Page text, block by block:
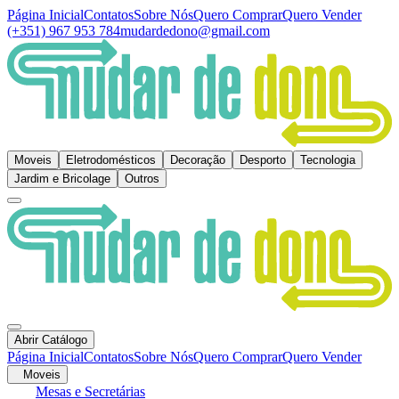
Página InicialContatosSobre NósQuero ComprarQuero Vender
(+351) 967 953 784mudardedono@gmail.com
Moveis Eletrodomésticos Decoração Desporto
Tecnologia
Jardim e Bricolage
Outros
Abrir Catálogo
Página InicialContatosSobre NósQuero ComprarQuero Vender
Moveis
Mesas e Secretárias